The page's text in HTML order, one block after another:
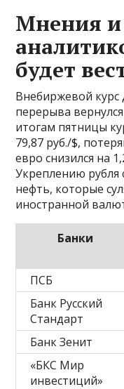
Мнения
будет
Внебиржевой курс
перерыва
итогам пятницы
79,87 руб./$,
евро снизился на
Укреплению рубля
нефть, которые
иностранной
Банки
ПСБ
Банк Русский
Стандарт
Банк Зенит
«БКС Мир
инвестиций»